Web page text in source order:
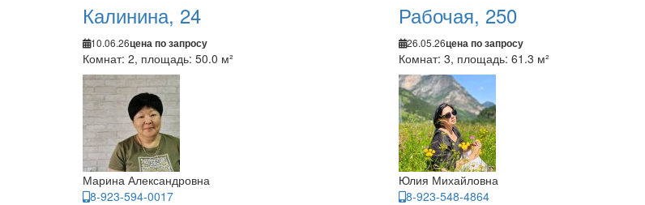
Калинина, 24
10.06.26цена по запросу
Комнат: 2, площадь: 50.0 м²
Марина Александровна
8-923-594-0017
Рабочая, 250
26.05.26цена по запросу
Комнат: 3, площадь: 61.3 м²
Юлия Михайловна
8-923-548-4864